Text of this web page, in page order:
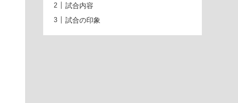
試合内容
試合の印象